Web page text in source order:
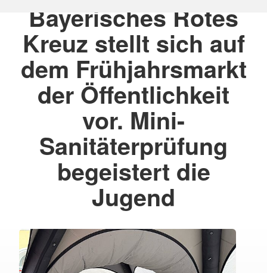
Bayerisches Rotes
Kreuz stellt sich auf
dem Frühjahrsmarkt
der Öffentlichkeit
vor. Mini-
Sanitäterprüfung
begeistert die
Jugend